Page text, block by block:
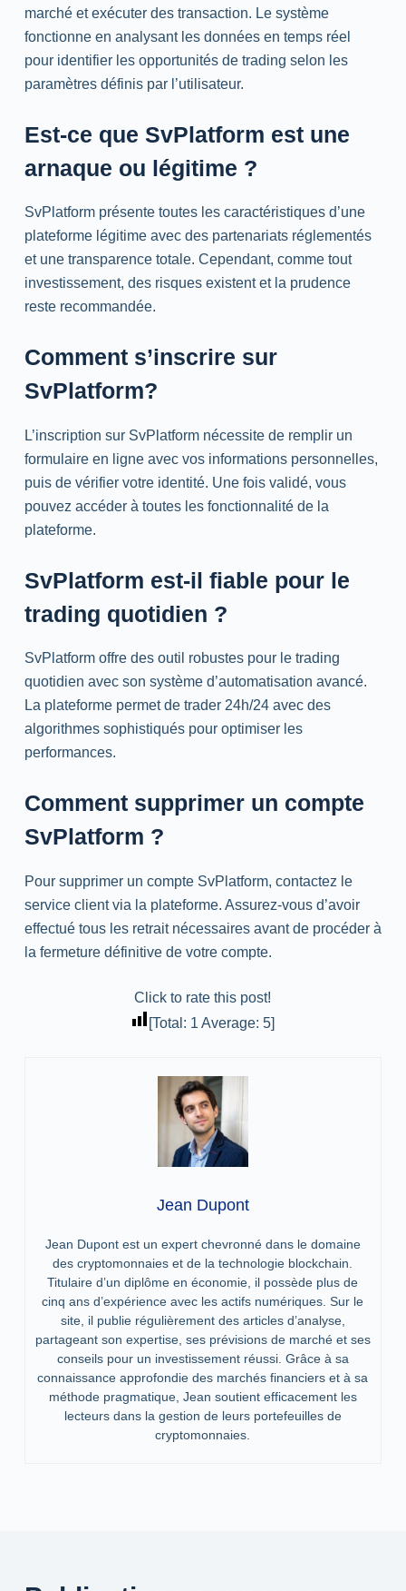
marché et exécuter des transaction. Le système
fonctionne en analysant les données en temps réel
pour identifier les opportunités de trading selon les
paramètres définis par l’utilisateur.
Est-ce que SvPlatform est une
arnaque ou légitime ?
SvPlatform présente toutes les caractéristiques d’une
plateforme légitime avec des partenariats réglementés
et une transparence totale. Cependant, comme tout
investissement, des risques existent et la prudence
reste recommandée.
Comment s’inscrire sur
SvPlatform?
L’inscription sur SvPlatform nécessite de remplir un
formulaire en ligne avec vos informations personnelles,
puis de vérifier votre identité. Une fois validé, vous
pouvez accéder à toutes les fonctionnalité de la
plateforme.
SvPlatform est-il fiable pour le
trading quotidien ?
SvPlatform offre des outil robustes pour le trading
quotidien avec son système d’automatisation avancé.
La plateforme permet de trader 24h/24 avec des
algorithmes sophistiqués pour optimiser les
performances.
Comment supprimer un compte
SvPlatform ?
Pour supprimer un compte SvPlatform, contactez le
service client via la plateforme. Assurez-vous d’avoir
effectué tous les retrait nécessaires avant de procéder à
la fermeture définitive de votre compte.
Click to rate this post!
[Total: 1 Average:5]
Jean Dupont
Jean Dupont est un expert chevronné dans le domaine
des cryptomonnaies et de la technologie blockchain.
Titulaire d’un diplôme en économie, il possède plus de
cinq ans d’expérience avec les actifs numériques. Sur le
site, il publie régulièrement des articles d’analyse,
partageant son expertise, ses prévisions de marché et ses
conseils pour un investissement réussi. Grâce à sa
connaissance approfondie des marchés financiers et à sa
méthode pragmatique, Jean soutient efficacement les
lecteurs dans la gestion de leurs portefeuilles de
cryptomonnaies.